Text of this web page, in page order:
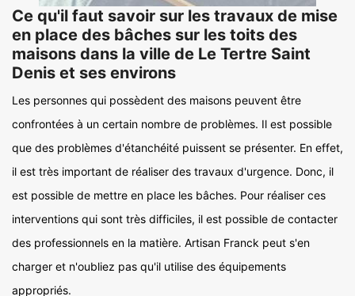
Ce qu'il faut savoir sur les travaux de mise
en place des bâches sur les toits des
maisons dans la ville de Le Tertre Saint
Denis et ses environs
Les personnes qui possèdent des maisons peuvent être
confrontées à un certain nombre de problèmes. Il est possible
que des problèmes d'étanchéité puissent se présenter. En effet,
il est très important de réaliser des travaux d'urgence. Donc, il
est possible de mettre en place les bâches. Pour réaliser ces
interventions qui sont très difficiles, il est possible de contacter
des professionnels en la matière. Artisan Franck peut s'en
charger et n'oubliez pas qu'il utilise des équipements
appropriés.